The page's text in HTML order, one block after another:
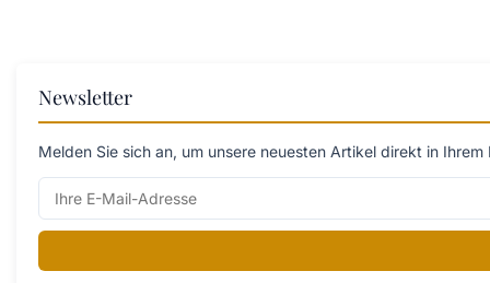
Newsletter
Melden Sie sich an, um unsere neuesten Artikel direkt in